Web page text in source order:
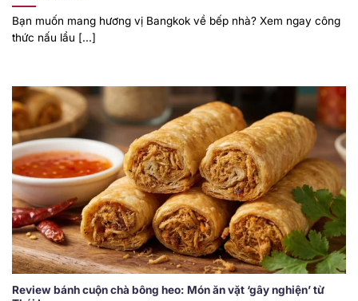
Bạn muốn mang hương vị Bangkok về bếp nhà? Xem ngay công
thức nấu lẩu [...]
Review bánh cuộn chà bông heo: Món ăn vặt ‘gây nghiện’ từ